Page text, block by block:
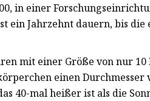
in einer
ein Jahrzehnt dauern, bis
mit einer Größe von nur
einen Durchmesser
40-mal heißer ist als die